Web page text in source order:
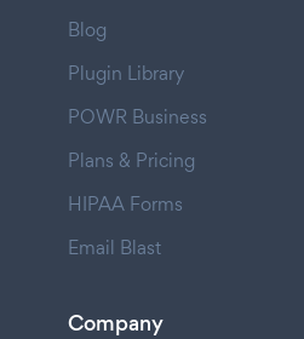
Blog
Plugin Library
POWR Business
Plans & Pricing
HIPAA Forms
Email Blast
Company